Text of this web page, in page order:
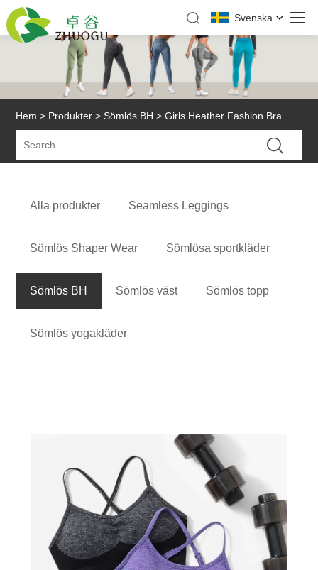
Svenska
Hem > Produkter >Sömlös BH > Girls Heather Fashion Bra
Alla produkter Seamless Leggings
Sömlös Shaper Wear Sömlösa sportkläder
Sömlös BH Sömlös väst Sömlös topp
Sömlös yogakläder